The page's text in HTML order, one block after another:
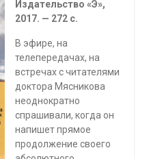
Издательство «Э»,
2017. — 272 с.
В эфире, на
телепередачах, на
встречах с читателями
доктора Мясникова
неоднократно
спрашивали, когда он
напишет прямое
продолжение своего